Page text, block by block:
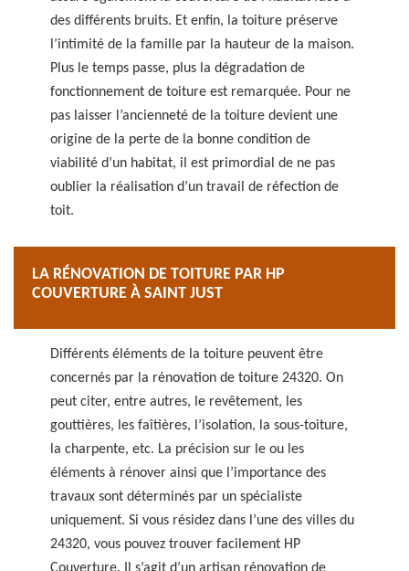
des différents bruits. Et enfin, la toiture préserve
l’intimité de la famille par la hauteur de la maison.
Plus le temps passe, plus la dégradation de
fonctionnement de toiture est remarquée. Pour ne
pas laisser l’ancienneté de la toiture devient une
origine de la perte de la bonne condition de
viabilité d’un habitat, il est primordial de ne pas
oublier la réalisation d’un travail de réfection de
toit.
LA RÉNOVATION DE TOITURE PAR HP
COUVERTURE À SAINT JUST
Différents éléments de la toiture peuvent être
concernés par la rénovation de toiture 24320. On
peut citer, entre autres, le revêtement, les
gouttières, les faîtières, l’isolation, la sous-toiture,
la charpente, etc. La précision sur le ou les
éléments à rénover ainsi que l’importance des
travaux sont déterminés par un spécialiste
uniquement. Si vous résidez dans l’une des villes du
24320, vous pouvez trouver facilement HP